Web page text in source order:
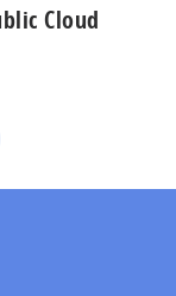
Cloud